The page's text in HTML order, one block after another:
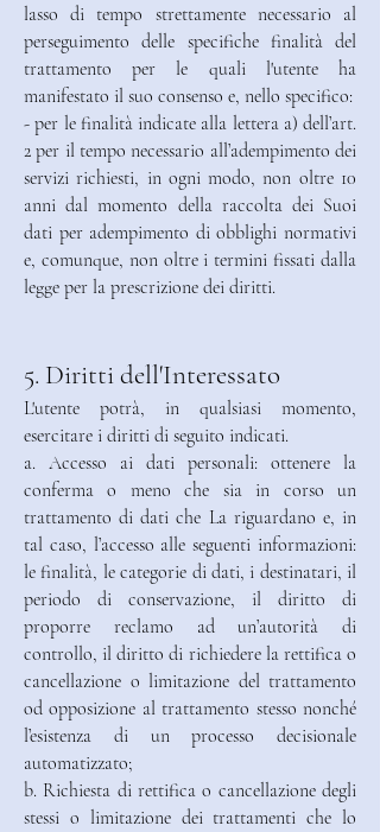
lasso di tempo strettamente necessario al
perseguimento delle specifiche finalità del
trattamento per le quali l'utente ha
manifestato il suo consenso e, nello specifico:
- per le finalità indicate alla lettera a) dell’art.
2 per il tempo necessario all’adempimento dei
servizi richiesti, in ogni modo, non oltre 10
anni dal momento della raccolta dei Suoi
dati per adempimento di obblighi normativi
e, comunque, non oltre i termini fissati dalla
legge per la prescrizione dei diritti.
5. Diritti dell'Interessato
L'utente potrà, in qualsiasi momento,
esercitare i diritti di seguito indicati.
a. Accesso ai dati personali: ottenere la
conferma o meno che sia in corso un
trattamento di dati che La riguardano e, in
tal caso, l’accesso alle seguenti informazioni:
le finalità, le categorie di dati, i destinatari, il
periodo di conservazione, il diritto di
proporre reclamo ad un’autorità di
controllo, il diritto di richiedere la rettifica o
cancellazione o limitazione del trattamento
od opposizione al trattamento stesso nonché
l’esistenza di un processo decisionale
automatizzato;
b. Richiesta di rettifica o cancellazione degli
stessi o limitazione dei trattamenti che lo